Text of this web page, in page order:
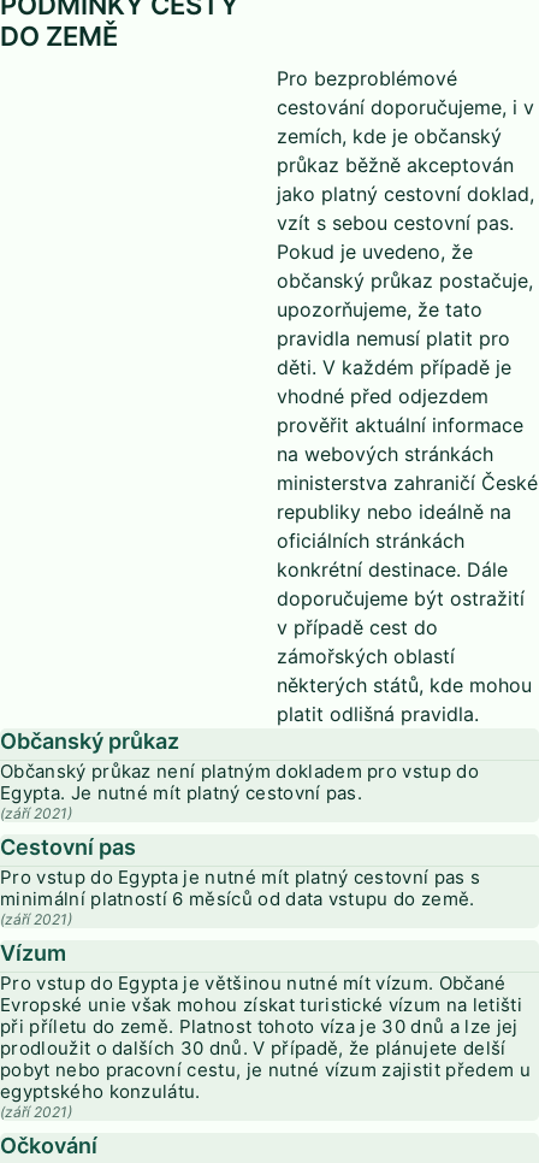
DO ZEMĚ
Pro bezproblémové
cestování doporučujeme, i v
zemích, kde je občanský
průkaz běžně akceptován
jako platný cestovní doklad,
vzít s sebou cestovní pas.
Pokud je uvedeno, že
občanský průkaz postačuje,
upozorňujeme, že tato
pravidla nemusí platit pro
děti. V každém případě je
vhodné před odjezdem
prověřit aktuální informace
na webových stránkách
ministerstva zahraničí České
republiky nebo ideálně na
oficiálních stránkách
konkrétní destinace. Dále
doporučujeme být ostražití
v případě cest do
zámořských oblastí
některých států, kde mohou
platit odlišná pravidla.
Občanský průkaz
Občanský průkaz není platným dokladem pro vstup do
Egypta. Je nutné mít platný cestovní pas.
(září 2021)
Cestovní pas
Pro vstup do Egypta je nutné mít platný cestovní pas s
minimální platností 6 měsíců od data vstupu do země.
(září 2021)
Vízum
Pro vstup do Egypta je většinou nutné mít vízum. Občané
Evropské unie však mohou získat turistické vízum na letišti
při příletu do země. Platnost tohoto víza je 30 dnů a lze jej
prodloužit o dalších 30 dnů. V případě, že plánujete delší
pobyt nebo pracovní cestu, je nutné vízum zajistit předem u
egyptského konzulátu.
(září 2021)
Očkování